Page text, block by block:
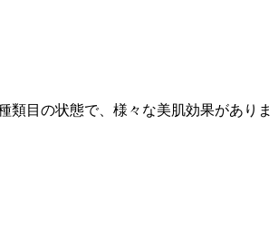
目の状態で、様々な美肌効果がありま